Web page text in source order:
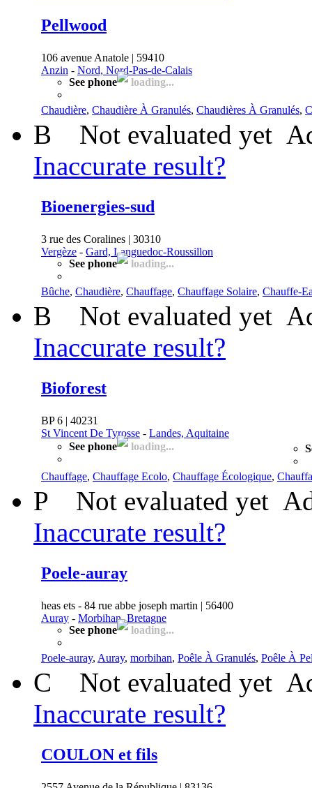
Pellwood
106 avenue Anatole | 59410
Anzin - Nord, Nord-Pas-de-Calais
See phone
loading...
Chaudière, Chaudière À Granulés, Chaudières À Granulés,
B Not evaluated yet
Inaccurate result?
Bioenergies-sud
3 rue des Coralines | 30310
Vergèze - Gard, Languedoc-Roussillon
See phone
loading...
Bûche, Chaudière, Chauffage, Chauffage Solaire, Chauffe-
B Not evaluated yet
Inaccurate result?
Bioforest
BP 6 | 40231
St Vincent De Tyrosse - Landes, Aquitaine
See phone
loading...
Chauffage, Chauffage Ecolo, Chauffage Écologique,
P Not evaluated yet
Inaccurate result?
Poele-auray
heas ets - 84 rue abbe joseph martin | 56400
Auray - Morbihan, Bretagne
See phone
loading...
Poele-auray, Auray, morbihan, Poêle À Granulés, Poêle À
C Not evaluated yet
Inaccurate result?
COULON et fils